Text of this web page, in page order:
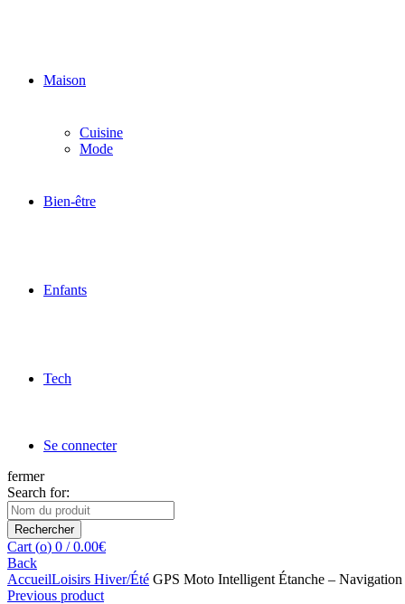
Maison
Cuisine
Mode
Bien-être
Enfants
Tech
Se connecter
fermer
Search for:
Rechercher
Cart (o) 0 / 0.00€
Back
AccueilLoisirs Hiver/Été GPS Moto Intelligent Étanche –
Previous product